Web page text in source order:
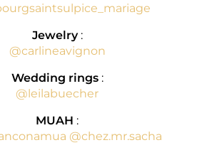
Jewelry :
@carlineavignon
Wedding rings:
@leilabuecher
MUAH :
@chez.mr.sacha